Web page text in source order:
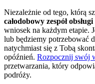
Niezależnie od tego, którą
całodobowy zespół
wniosek na każdym etapie.
lub będziemy potrzebować
natychmiast się z Tobą
opóźnień. Rozpocznij swój
przetwarzania, który
podróży.